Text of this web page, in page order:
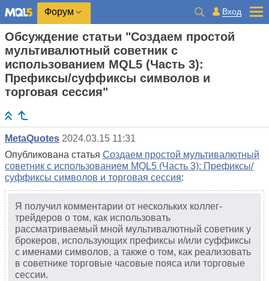
Форум Вход
Обсуждение статьи "Создаем простой
мультивалютный советник с
использованием MQL5 (Часть 3):
Префиксы/суффиксы символов и
торговая сессия"
MetaQuotes 2024.03.15 11:31
Опубликована статья Создаем простой мультивалютный
советник с использованием MQL5 (Часть 3): Префиксы/
суффиксы символов и торговая сессия:
Я получил комментарии от нескольких коллег-
трейдеров о том, как использовать
рассматриваемый мной мультивалютный советник у
брокеров, использующих префиксы и/или суффиксы
с именами символов, а также о том, как реализовать
в советнике торговые часовые пояса или торговые
сессии.